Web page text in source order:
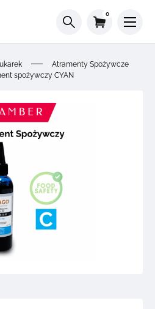
0
Atramenty Spożywcze
spożywczy CYAN